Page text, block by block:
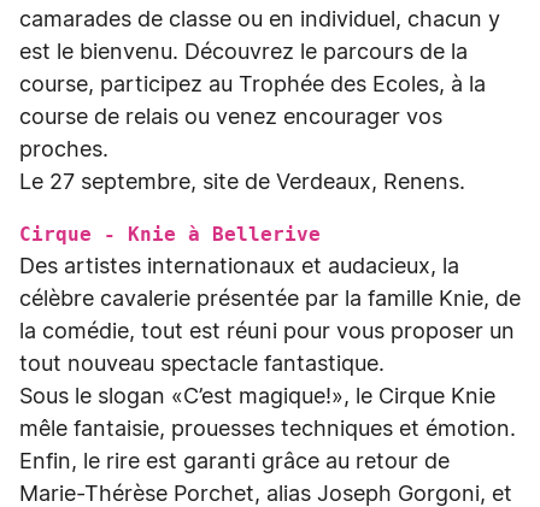
camarades de classe ou en individuel, chacun y
est le bienvenu. Découvrez le parcours de la
course, participez au Trophée des Ecoles, à la
course de relais ou venez encourager vos
proches.
Le 27 septembre, site de Verdeaux, Renens.
Cirque - Knie à Bellerive
Des artistes internationaux et audacieux, la
célèbre cavalerie présentée par la famille Knie, de
la comédie, tout est réuni pour vous proposer un
tout nouveau spectacle fantastique.
Sous le slogan «C’est magique!», le Cirque Knie
mêle fantaisie, prouesses techniques et émotion.
Enfin, le rire est garanti grâce au retour de
Marie-Thérèse Porchet, alias Joseph Gorgoni, et